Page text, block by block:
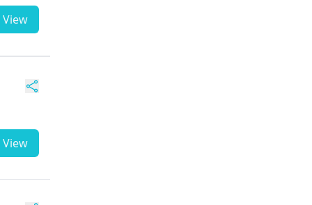
View
View